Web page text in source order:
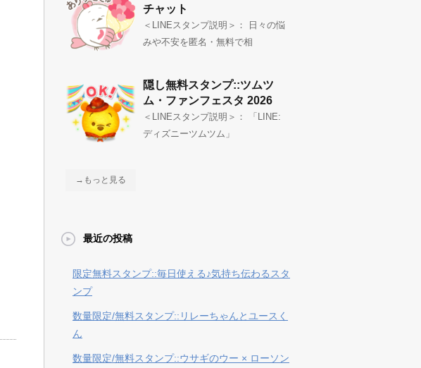
チャット
＜LINEスタンプ説明＞： 日々の悩
みや不安を匿名・無料で相
隠し無料スタンプ::ツムツ
ム・ファンフェスタ 2026
＜LINEスタンプ説明＞： 「LINE:
ディズニーツムツム」
→もっと見る
最近の投稿
限定無料スタンプ::毎日使える♪気持ち伝わるスタ
ンプ
数量限定/無料スタンプ::リレーちゃんとユースく
ん
数量限定/無料スタンプ::ウサギのウー × ローソン